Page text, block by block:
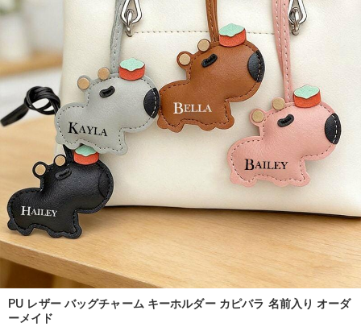
PU レザー バッグチャーム キーホルダー カピバラ 名前入り オーダ
ーメイド